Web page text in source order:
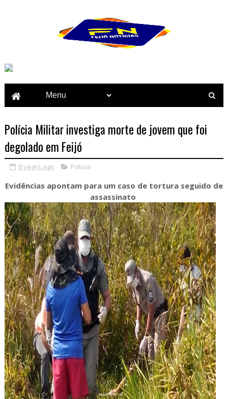
Polícia Militar investiga morte de jovem que foi
degolado em Feijó
8 years ago Policia
Evidências apontam para um caso de tortura seguido de
assassinato